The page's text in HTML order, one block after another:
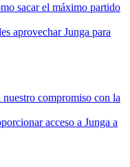
sacar el máximo partido
aprovechar Junga para
nuestro compromiso con la
acceso a Junga a